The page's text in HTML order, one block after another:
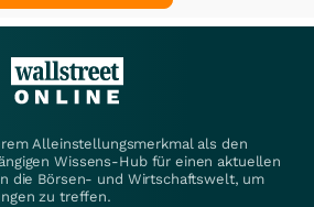
Alleinstellungsmerkmal als den
Wissens-Hub für einen aktuellen
die Börsen- und Wirtschaftswelt, um
zu treffen.